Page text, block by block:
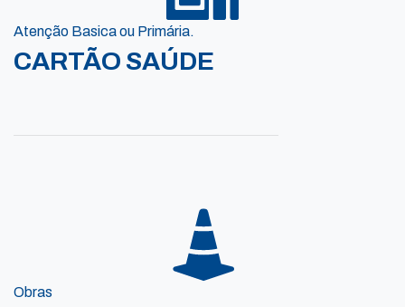
Atenção Basica ou Primária.
CARTÃO SAÚDE
Obras